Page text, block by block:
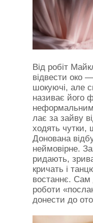
Від робіт
відвести око
шокуючі, але
називає його
лає за зайву
ходять чутки,
Донована
неймовірне.
ридають,
кричать і
востаннє. Сам
роботи
донести до